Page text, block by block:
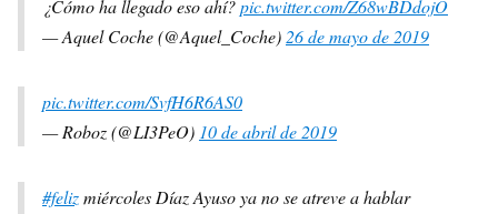
¿Cómo ha llegado eso ahí?pic.twitter.com/Z68wBDdojO
— Aquel Coche (@Aquel_Coche) 26 de mayo de 2019
pic.twitter.com/SvfH6R6AS0
— Roboz (@LI3PeO) 10 de abril de 2019
#felizmiércoles Díaz Ayuso ya no se atreve a hablar